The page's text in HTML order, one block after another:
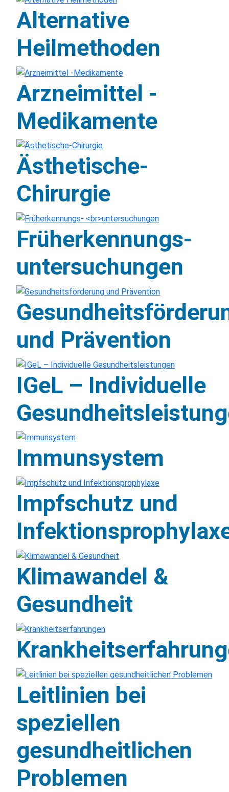
Alternative
Heilmethoden
Arzneimittel -
Medikamente
Ästhetische-
Chirurgie
Früherkennungs-
untersuchungen
und Prävention
IGeL – Individuelle
Immunsystem
Impfschutz und
Klimawandel &
Gesundheit
Leitlinien bei
speziellen
gesundheitlichen
Problemen